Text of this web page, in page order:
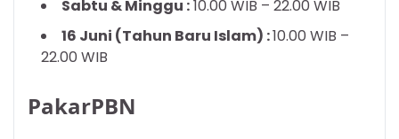
Sabtu & Minggu :10.00 WIB – 22.00 WIB
16 Juni (Tahun Baru Islam) :10.00 WIB –
22.00 WIB
PakarPBN